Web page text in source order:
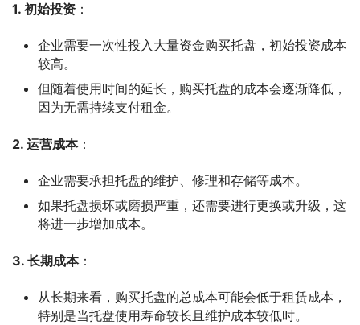
1. 初始投资 ：
企业需要一次性投入大量资金购买托盘，初始投资成本
较高。
但随着使用时间的延长，购买托盘的成本会逐渐降低，
因为无需持续支付租金。
2. 运营成本：
企业需要承担托盘的维护、修理和存储等成本。
如果托盘损坏或磨损严重，还需要进行更换或升级，这
将进一步增加成本。
3. 长期成本：
从长期来看，购买托盘的总成本可能会低于租赁成本，
特别是当托盘使用寿命较长且维护成本较低时。